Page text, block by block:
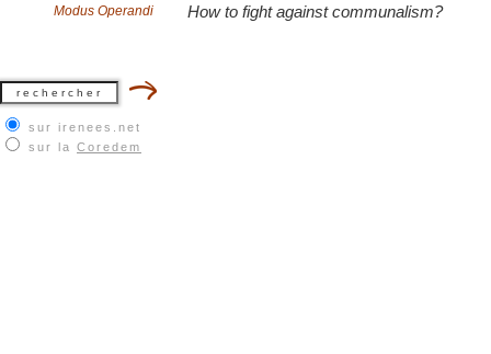
Modus Operandi
sur irenees.net
sur la Coredem
How to fight against communalism?